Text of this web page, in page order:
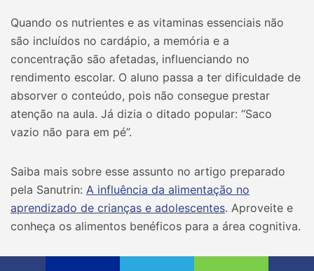
Quando os nutrientes e as vitaminas essenciais não
são incluídos no cardápio, a memória e a
concentração são afetadas, influenciando no
rendimento escolar. O aluno passa a ter dificuldade de
absorver o conteúdo, pois não consegue prestar
atenção na aula. Já dizia o ditado popular: “Saco
vazio não para em pé”.
Saiba mais sobre esse assunto no artigo preparado
pela Sanutrin: A influência da alimentação no
aprendizado de crianças e adolescentes. Aproveite e
conheça os alimentos benéficos para a área cognitiva.